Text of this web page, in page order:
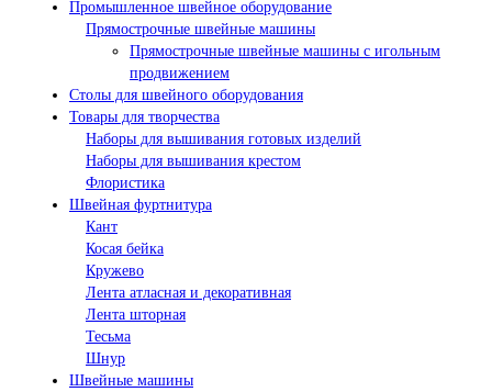
Промышленное швейное оборудование
Прямострочные швейные машины
Прямострочные швейные машины с игольным
продвижением
Столы для швейного оборудования
Товары для творчества
Наборы для вышивания готовых изделий
Наборы для вышивания крестом
Флористика
Швейная фуртнитура
Кант
Косая бейка
Кружево
Лента aтласная и декоративная
Лента шторная
Тесьма
Шнур
Швейные машины